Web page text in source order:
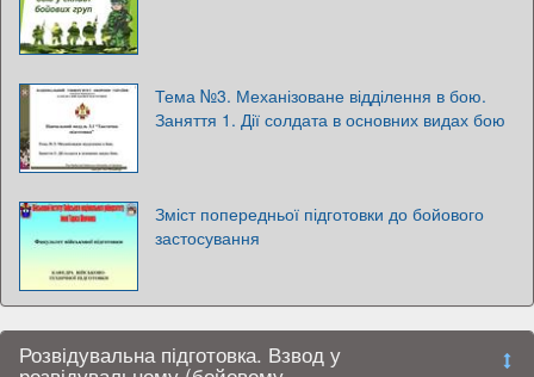
Тема №3. Механізоване відділення в бою.
Заняття 1. Дії солдата в основних видах бою
Зміст попередньої підготовки до бойового
застосування
Розвідувальна підготовка. Взвод у